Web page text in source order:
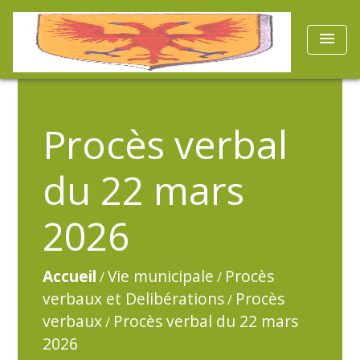
menu
Procès verbal
du 22 mars
2026
Accueil /Vie municipale / Procès
verbaux et Delibérations/ Procès
verbaux/ Procès verbal du 22 mars
2026